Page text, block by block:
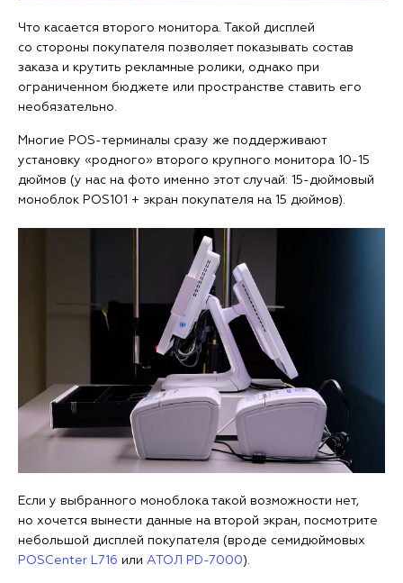
Что касается второго монитора. Такой дисплей
со стороны покупателя позволяет показывать состав
заказа и крутить рекламные ролики, однако при
ограниченном бюджете или пространстве ставить его
необязательно.
Многие POS-терминалы сразу же поддерживают
установку «родного» второго крупного монитора 10-15
дюймов (у нас на фото именно этот случай: 15-дюймовый
моноблок POS101 + экран покупателя на 15 дюймов).
Если у выбранного моноблока такой возможности нет,
но хочется вынести данные на второй экран, посмотрите
небольшой дисплей покупателя (вроде семидюймовых
POSCenter L716 или АТОЛ PD-7000).